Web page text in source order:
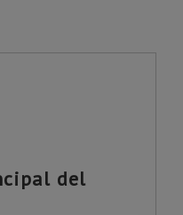
del